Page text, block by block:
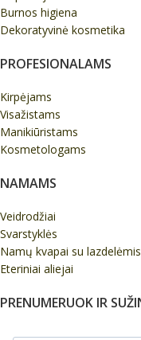
Burnos higiena
Dekoratyvinė kosmetika
PROFESIONALAMS
Kirpėjams
Visažistams
Manikiūristams
Kosmetologams
NAMAMS
Veidrodžiai
Svarstyklės
Namų kvapai su lazdelėmis
Eteriniai aliejai
PRENUMERUOK IR